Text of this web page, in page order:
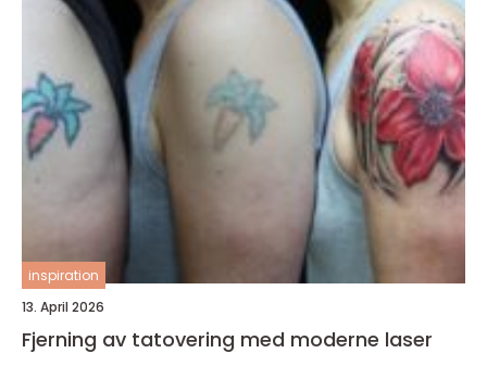
inspiration
13. April 2026
Fjerning av tatovering med moderne laser